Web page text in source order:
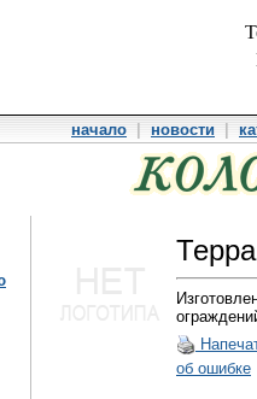
начало новости
об ошибке